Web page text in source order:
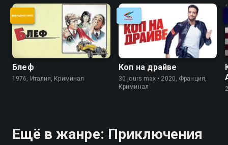
Блеф
1976, Италия, Криминал
Коп на драйве
30 jours max • 2020, Франция,
Криминал
Ещё в жанре: Приключения